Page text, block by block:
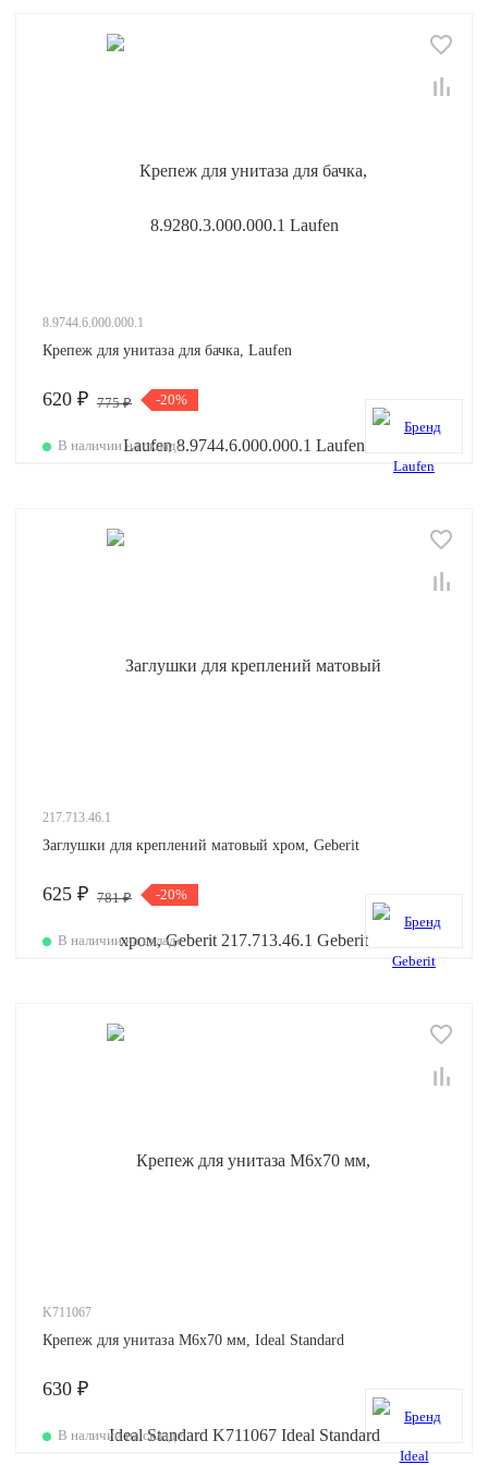
8.9744.6.000.000.1
Крепеж для унитаза для бачка, Laufen
620 ₽ 775 ₽ -20%
В наличии на складе
217.713.46.1
Заглушки для креплений матовый хром, Geberit
625 ₽ 781 ₽ -20%
В наличии на складе
K711067
Крепеж для унитаза M6x70 мм, Ideal Standard
630 ₽
В наличии на складе